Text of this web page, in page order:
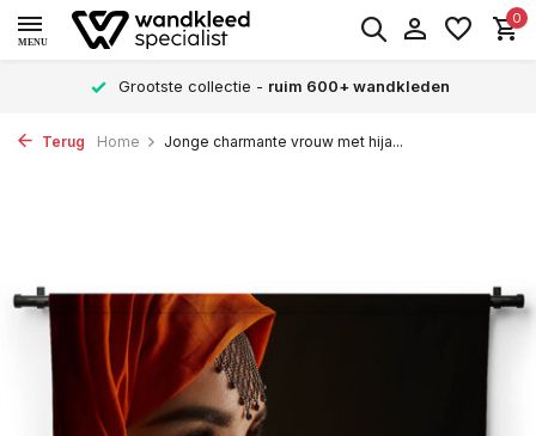
MENU
0
Grootste collectie - ruim 600+ wandkleden
Terug Home Jonge charmante vrouw met hija...